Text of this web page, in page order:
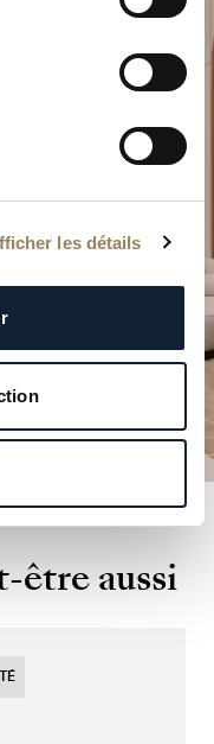
les détails
l’une de nos
être aussi